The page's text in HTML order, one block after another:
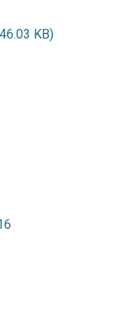
KB)